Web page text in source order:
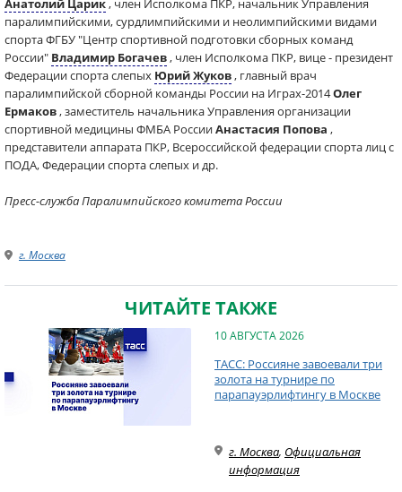
Анатолий Царик, член Исполкома ПКР, начальник Управления
паралимпийскими, сурдлимпийскими и неолимпийскими видами
спорта ФГБУ "Центр спортивной подготовки сборных команд
России" Владимир Богачев, член Исполкома ПКР, вице - президент
Федерации спорта слепых Юрий Жуков, главный врач
паралимпийской сборной команды России на Играх-2014Олег
Ермаков, заместитель начальника Управления организации
спортивной медицины ФМБА РоссииАнастасия Попова ,
представители аппарата ПКР, Всероссийской федерации спорта лиц с
ПОДА, Федерации спорта слепых и др.
Пресс-служба Паралимпийского комитета России
г. Москва
ЧИТАЙТЕ ТАКЖЕ
10 АВГУСТА 2026
ТАСС: Россияне завоевали три
золота на турнире по
парапауэрлифтингу в Москве
г. Москва, Официальная
информация